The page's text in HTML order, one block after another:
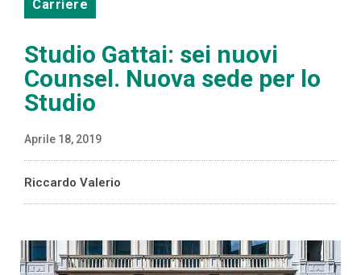
Carriere
Studio Gattai: sei nuovi
Counsel. Nuova sede per lo
Studio
Aprile 18, 2019
Riccardo Valerio